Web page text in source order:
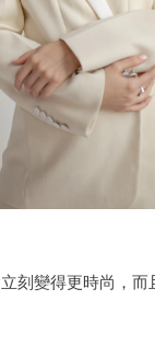
刻變得更時尚，而